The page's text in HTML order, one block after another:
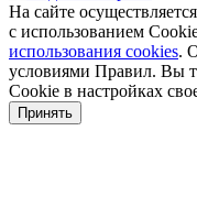
На сайте
с использованием
использования cookies.
условиями Правил. Вы
Cookie в настройках
Принять